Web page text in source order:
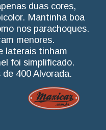
duas cores,
Mantinha boa
nos parachoques.
menores.
laterais tinham
foi simplificado.
400 Alvorada.